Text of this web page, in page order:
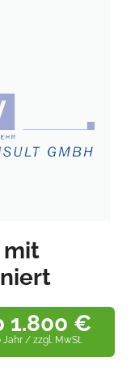
mit
1.800 €
Jahr / zzgl. MwSt.